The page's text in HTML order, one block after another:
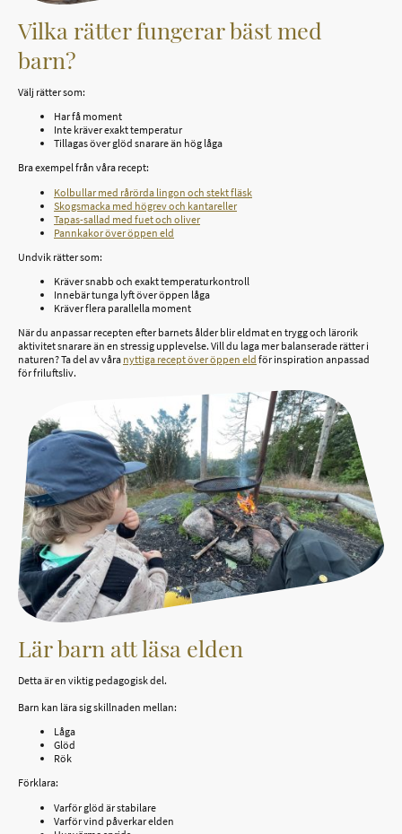
Vilka rätter fungerar bäst med
barn?
Välj rätter som:
Har få moment
Inte kräver exakt temperatur
Tillagas över glöd snarare än hög låga
Bra exempel från våra recept:
Kolbullar med rårörda lingon och stekt fläsk
Skogsmacka med högrev och kantareller
Tapas-sallad med fuet och oliver
Pannkakor över öppen eld
Undvik rätter som:
Kräver snabb och exakt temperaturkontroll
Innebär tunga lyft över öppen låga
Kräver flera parallella moment
När du anpassar recepten efter barnets ålder blir eldmat en trygg och lärorik
aktivitet snarare än en stressig upplevelse. Vill du laga mer balanserade rätter i
naturen? Ta del av våra nyttiga recept över öppen eld för inspiration anpassad
för friluftsliv.
Lär barn att läsa elden
Detta är en viktig pedagogisk del.
Barn kan lära sig skillnaden mellan:
Låga
Glöd
Rök
Förklara:
Varför glöd är stabilare
Varför vind påverkar elden